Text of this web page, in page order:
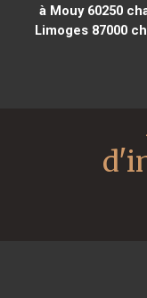
à Mouy 60250
Limoges 87000